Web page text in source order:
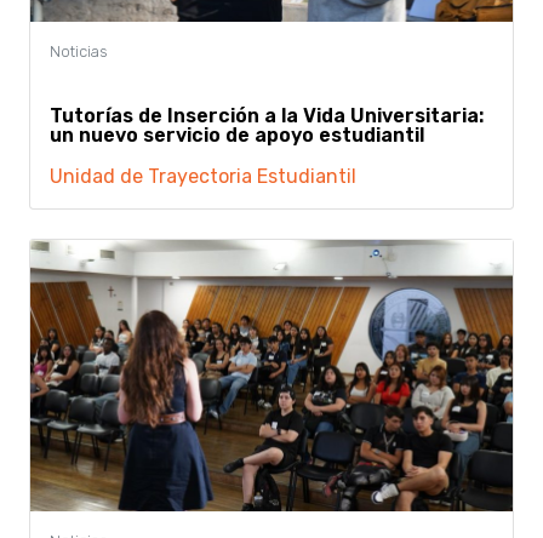
Tutorías de Inserción a la Vida Universitaria:
un nuevo servicio de apoyo estudiantil
Unidad de Trayectoria Estudiantil